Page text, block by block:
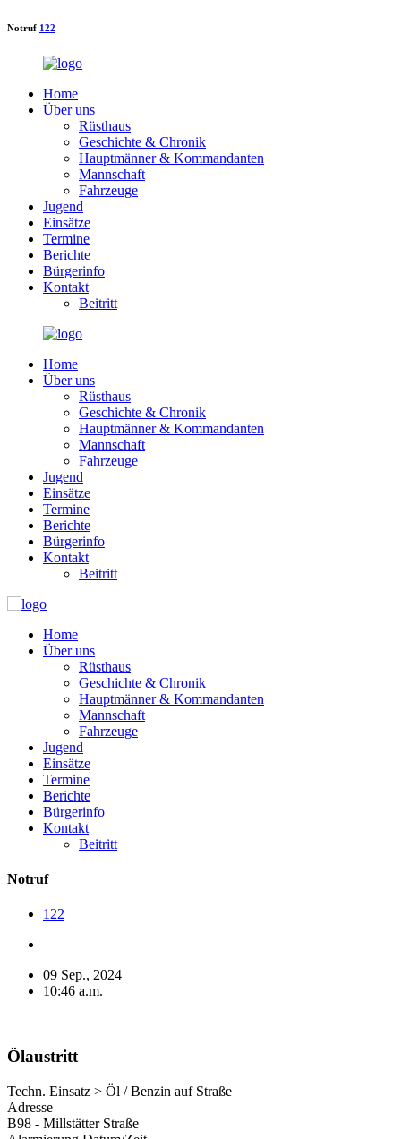
Notruf 122
Home
Über uns
Rüsthaus
Geschichte & Chronik
Hauptmänner & Kommandanten
Mannschaft
Fahrzeuge
Jugend
Einsätze
Termine
Berichte
Bürgerinfo
Kontakt
Beitritt
Home
Über uns
Rüsthaus
Geschichte & Chronik
Hauptmänner & Kommandanten
Mannschaft
Fahrzeuge
Jugend
Einsätze
Termine
Berichte
Bürgerinfo
Kontakt
Beitritt
Home
Über uns
Rüsthaus
Geschichte & Chronik
Hauptmänner & Kommandanten
Mannschaft
Fahrzeuge
Jugend
Einsätze
Termine
Berichte
Bürgerinfo
Kontakt
Beitritt
Notruf
122
09 Sep., 2024
10:46 a.m.
Ölaustritt
Techn. Einsatz > Öl / Benzin auf Straße
Adresse
B98 - Millstätter Straße